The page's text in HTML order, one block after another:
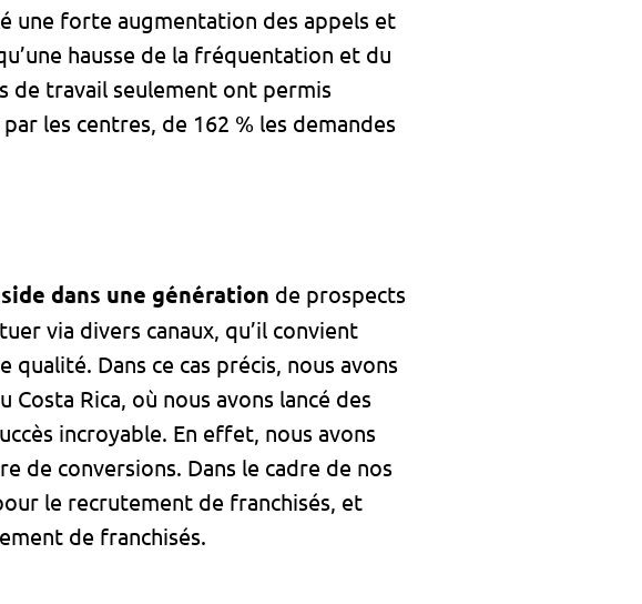
une forte augmentation des appels et
hausse de la fréquentation et du
de travail seulement ont permis
les centres, de 162 % les demandes
dans une génération de prospects
via divers canaux, qu’il convient
Dans ce cas précis, nous avons
Rica, où nous avons lancé des
incroyable. En effet, nous avons
de conversions. Dans le cadre de nos
le recrutement de franchisés, et
de franchisés.